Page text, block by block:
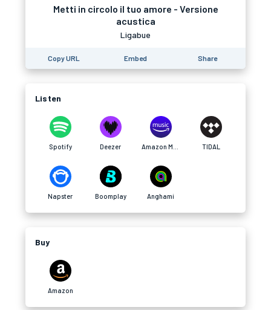
Metti in circolo il tuo amore - Versione
acustica
Ligabue
Copy URL Embed Share
Listen
Spotify Deezer TIDAL
Napster Boomplay Anghami
Buy
Amazon